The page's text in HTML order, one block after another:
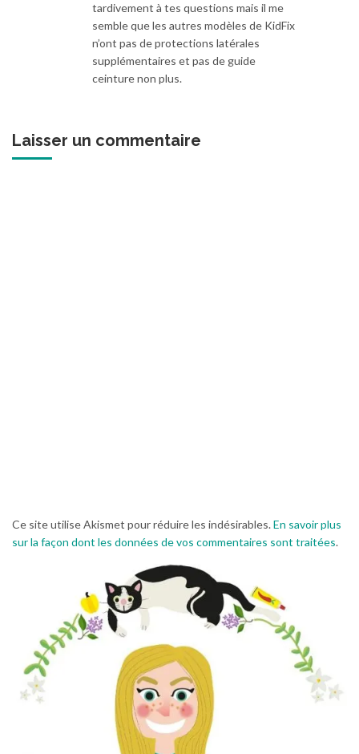
tardivement à tes questions mais il me
semble que les autres modèles de KidFix
n’ont pas de protections latérales
supplémentaires et pas de guide
ceinture non plus.
Laisser un commentaire
Ce site utilise Akismet pour réduire les indésirables.En savoir plus
sur la façon dont les données de vos commentaires sont traitées.